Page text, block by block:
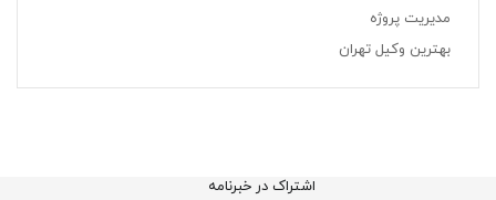
مدیریت پروژه
بهترین وکیل تهران
اشتراک در خبرنامه